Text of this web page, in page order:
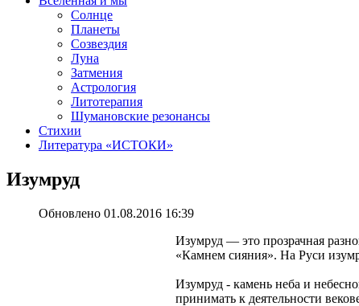
Солнце
Планеты
Созвездия
Луна
Затмения
Астрология
Литотерапия
Шумановские резонансы
Стихии
Литература «‎ИСТОКИ»‎
Изумруд
Обновлено 01.08.2016 16:39
Изумруд — это прозрачная
«Камнем сияния». На Руси
Изумруд - камень неба и
принимать к деятельности